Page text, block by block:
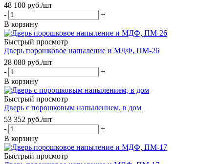
48 100 руб./шт
-
+
В корзину
Быстрый просмотр
Дверь порошковое напыление и МДФ, ПМ-26
28 080 руб./шт
-
+
В корзину
Быстрый просмотр
Дверь с порошковым напылением, в дом
53 352 руб./шт
-
+
В корзину
Быстрый просмотр